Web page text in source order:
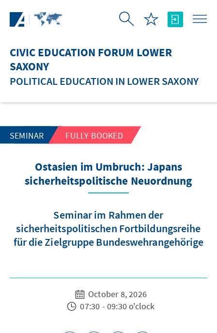
CIVIC EDUCATION FORUM LOWER
SAXONY
POLITICAL EDUCATION IN LOWER SAXONY
SEMINAR FULLY BOOKED
Ostasien im Umbruch: Japans
sicherheitspolitische Neuordnung
Seminar im Rahmen der
sicherheitspolitischen Fortbildungsreihe
für die Zielgruppe Bundeswehrangehörige
October 8, 2026
07:30 - 09:30 o'clock